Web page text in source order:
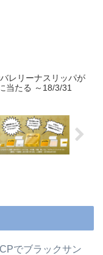
レリーナスリッパが
当たる ～18/3/31
でブラックサン